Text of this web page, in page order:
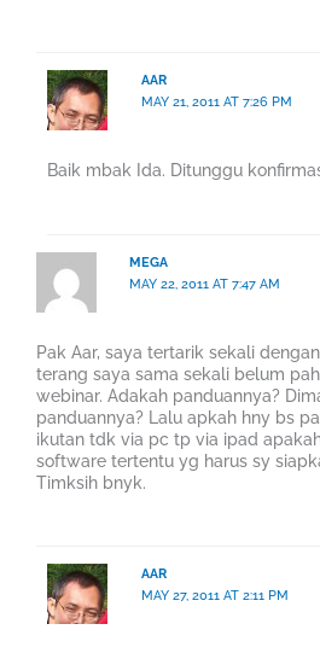
AAR
MAY 21, 2011 AT 7:26 PM
Baik mbak Ida. Ditunggu
MEGA
MAY 22, 2011 AT 7:47 AM
Pak Aar, saya tertarik sekali
terang saya sama sekali belum
webinar. Adakah panduannya?
panduannya? Lalu apkah hny bs
ikutan tdk via pc tp via ipad
software tertentu yg harus sy
Timksih bnyk.
AAR
MAY 27, 2011 AT 2:11 PM